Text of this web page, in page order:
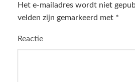
Het e-mailadres wordt niet
velden zijn gemarkeerd met *
Reactie